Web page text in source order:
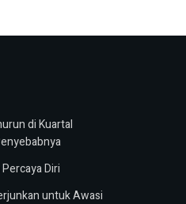
di Kuartal
Diri
untuk Awasi